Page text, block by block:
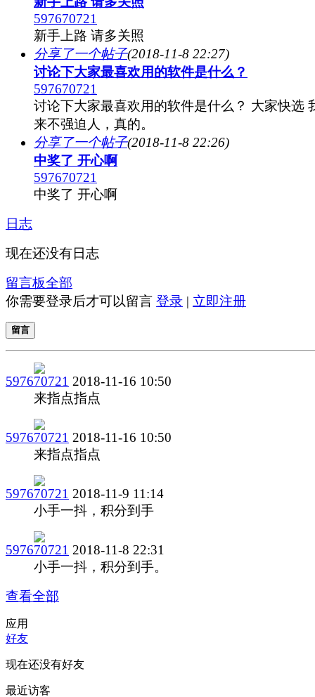
597670721
新手上路 请多关照
分享了一个帖子(2018-11-8 22:27)
讨论下大家最喜欢用的软件是什么？
597670721
讨论下大家最喜欢用的软件是什么？ 大家快选
来不强迫人，真的。
分享了一个帖子(2018-11-8 22:26)
中奖了 开心啊
597670721
中奖了 开心啊
日志
现在还没有日志
留言板全部
你需要登录后才可以留言 登录 | 立即注册
留言
597670721 2018-11-16 10:50
来指点指点
597670721 2018-11-16 10:50
来指点指点
597670721 2018-11-9 11:14
小手一抖，积分到手
597670721 2018-11-8 22:31
小手一抖，积分到手。
查看全部
应用
好友
现在还没有好友
最近访客